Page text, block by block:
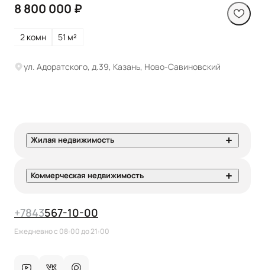
8 800 000 ₽
2 комн 51 м²
ул. Адоратского, д.39, Казань, Ново-Савиновский
Жилая недвижимость
Коммерческая недвижимость
+7843567-10-00
Ежедневно с 08:00 до 21:00